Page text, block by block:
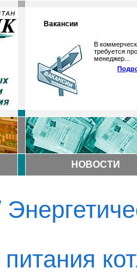
Вакансии
В
требуется
менеджер...
НОВОСТИ
питания